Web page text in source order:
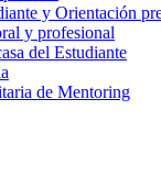
y Orientación
y profesional
del Estudiante
de Mentoring